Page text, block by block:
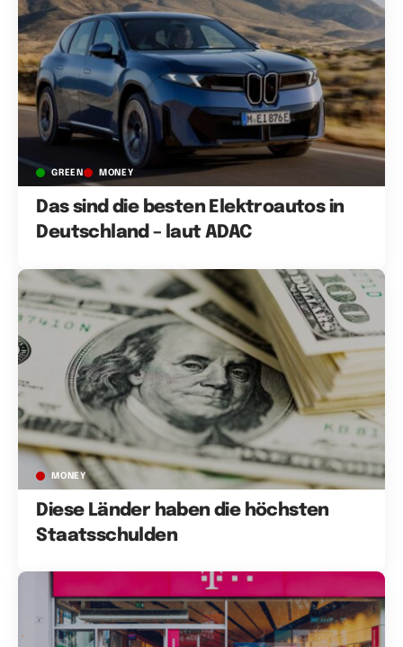
GREEN MONEY
Das sind die besten Elektroautos in
Deutschland – laut ADAC
MONEY
Diese Länder haben die höchsten
Staatsschulden